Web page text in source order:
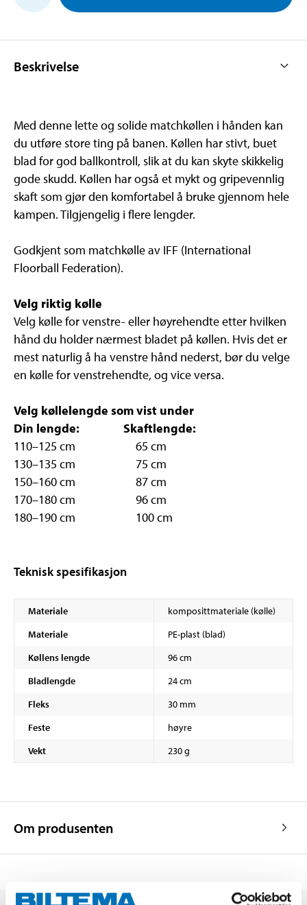
Beskrivelse
Med denne lette og solide matchkøllen i hånden kan
du utføre store ting på banen. Køllen har stivt, buet
blad for god ballkontroll, slik at du kan skyte skikkelig
gode skudd. Køllen har også et mykt og gripevennlig
skaft som gjør den komfortabel å bruke gjennom hele
kampen. Tilgjengelig i flere lengder.
Godkjent som matchkølle av IFF (International
Floorball Federation).
Velg riktig kølle
Velg kølle for venstre- eller høyrehendte etter hvilken
hånd du holder nærmest bladet på køllen. Hvis det er
mest naturlig å ha venstre hånd nederst, bør du velge
en kølle for venstrehendte, og vice versa.
Velg køllelengde som vist under
Din lengde:
Skaftlengde:
110–125 cm 65 cm
130–135 cm 75 cm
150–160 cm 87 cm
170–180 cm 96 cm
180–190 cm 100 cm
Teknisk spesifikasjon
Materiale
komposittmateriale (kølle)
Materiale
PE-plast (blad)
Køllens lengde
96 cm
Bladlengde
24 cm
Fleks
30 mm
Feste
høyre
Vekt
230 g
Om produsenten